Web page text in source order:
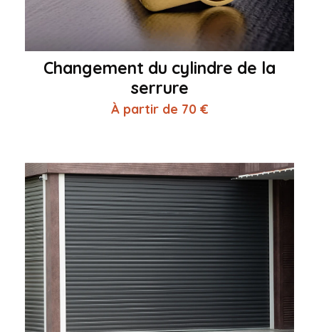
Changement du cylindre de la
serrure
À partir de 70 €